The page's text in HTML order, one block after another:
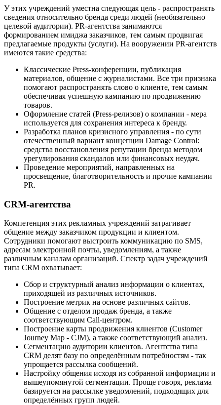
У этих учреждений уместна следующая цель - распространять
сведения относительно бренда среди людей (необязательно
целевой аудитории). PR-агентства занимаются
формированием имиджа заказчиков, тем самым продвигая
предлагаемые продукты (услуги). На вооружении PR-агентств
имеются такие средства:
Классические Press-конференции, публикация
материалов, общение с журналистами. Все три признака
помогают распространять слово о клиенте, тем самым
обеспечивая успешную кампанию по продвижению
товаров.
Оформление статей (Press-релизов) о компании - мера
используется для сохранения интереса к бренду.
Разработка планов кризисного управления - по сути
отечественный вариант концепции Damage Control:
средства восстановления репутации бренда методом
урегулирования скандалов или финансовых неудач.
Проведение мероприятий, направленных на
просвещение, благотворительность и прочие кампании
PR.
CRM-агентства
Компетенция этих рекламных учреждений затрагивает
общение между заказчиком продукции и клиентом.
Сотрудники помогают выстроить коммуникацию по SMS,
адресам электронной почты, уведомлениям, а также
различным каналам организаций. Спектр задач учреждений
типа CRM охватывает:
Сбор и структурный анализ информации о клиентах,
приходящей из различных источников.
Построение метрик на основе различных сайтов.
Общение с отделом продаж бренда, а также
соответствующим Call-центром.
Построение карты продвижения клиентов (Customer
Journey Map - CJM), а также соответствующий анализ.
Сегментацию аудитории клиентов. Агентства типа
CRM делят базу по определённым потребностям - так
упрощается рассылка сообщений.
Настройку общения исходя из собранной информации и
вышеупомянутой сегментации. Проще говоря, реклама
базируется на рассылке уведомлений, подходящих для
определённых групп людей.